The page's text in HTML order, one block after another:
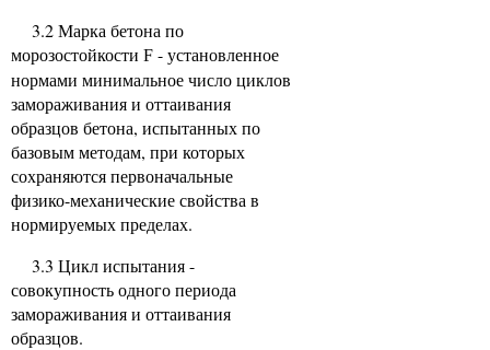
3.2 Марка бетона по
морозостойкости F - установленное
нормами минимальное число циклов
замораживания и оттаивания
образцов бетона, испытанных по
базовым методам, при которых
сохраняются первоначальные
физико-механические свойства в
нормируемых пределах.
3.3 Цикл испытания -
совокупность одного периода
замораживания и оттаивания
образцов.